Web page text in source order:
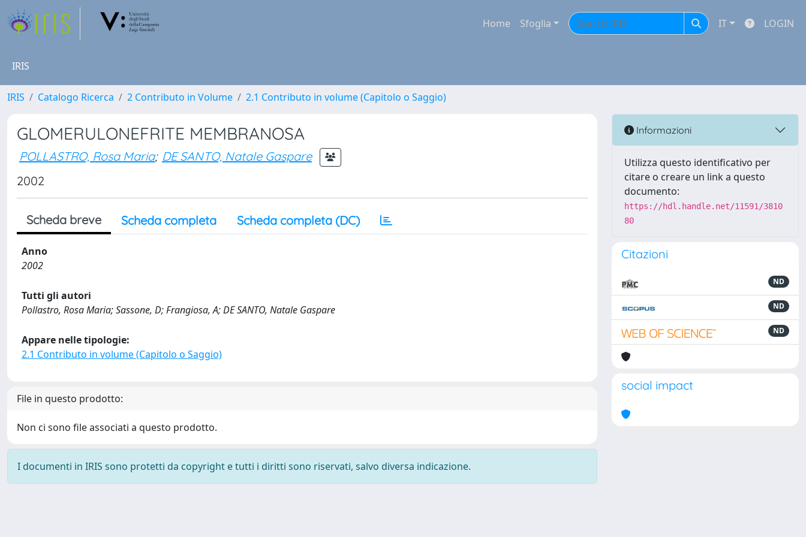
Home Sfoglia IT LOGIN
IRIS
IRIS Catalogo Ricerca 2 Contributo in Volume 2.1 Contributo in volume (Capitolo o Saggio)
GLOMERULONEFRITE MEMBRANOSA
POLLASTRO, Rosa Maria; DE SANTO, Natale Gaspare
2002
Scheda breve Scheda completa Scheda completa (DC)
Anno
2002
Tutti gli autori
Pollastro, Rosa Maria; Sassone, D; Frangiosa, A; DE SANTO, Natale Gaspare
Appare nelle tipologie:
2.1 Contributo in volume (Capitolo o Saggio)
File in questo prodotto:
Non ci sono file associati a questo prodotto.
I documenti in IRIS sono protetti da copyright e tutti i diritti sono riservati, salvo diversa indicazione.
Informazioni
Utilizza questo identificativo per
citare o creare un link a questo
documento:
https://hdl.handle.net/11591/3810
80
Citazioni
ND
ND
ND
social impact